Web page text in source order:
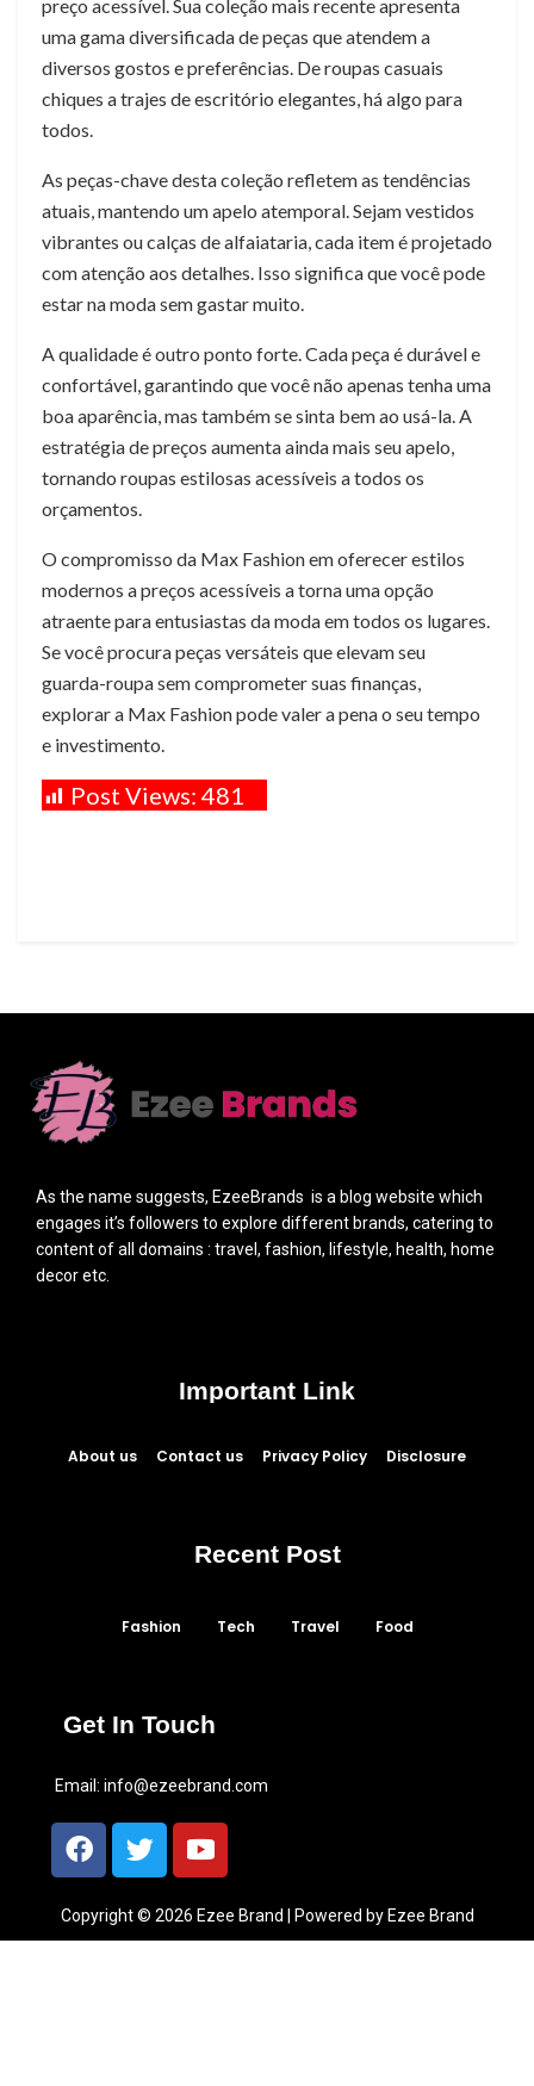
preço acessível. Sua coleção mais recente apresenta
uma gama diversificada de peças que atendem a
diversos gostos e preferências. De roupas casuais
chiques a trajes de escritório elegantes, há algo para
todos.
As peças-chave desta coleção refletem as tendências
atuais, mantendo um apelo atemporal. Sejam vestidos
vibrantes ou calças de alfaiataria, cada item é projetado
com atenção aos detalhes. Isso significa que você pode
estar na moda sem gastar muito.
A qualidade é outro ponto forte. Cada peça é durável e
confortável, garantindo que você não apenas tenha uma
boa aparência, mas também se sinta bem ao usá-la. A
estratégia de preços aumenta ainda mais seu apelo,
tornando roupas estilosas acessíveis a todos os
orçamentos.
O compromisso da Max Fashion em oferecer estilos
modernos a preços acessíveis a torna uma opção
atraente para entusiastas da moda em todos os lugares.
Se você procura peças versáteis que elevam seu
guarda-roupa sem comprometer suas finanças,
explorar a Max Fashion pode valer a pena o seu tempo
e investimento.
Post Views: 481
As the name suggests, EzeeBrands is a blog website which
engages it’s followers to explore different brands, catering to
content of all domains : travel, fashion, lifestyle, health, home
decor etc.
Important Link
About us Contact us Privacy Policy Disclosure
Recent Post
Fashion Tech Travel Food
Get In Touch
Email: info@ezeebrand.com
Copyright © 2026 Ezee Brand | Powered by Ezee Brand